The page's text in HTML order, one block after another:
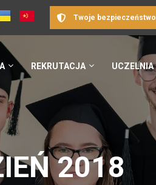
Twoje bezpieczeństwo
REKRUTACJA UCZELNIA
2018